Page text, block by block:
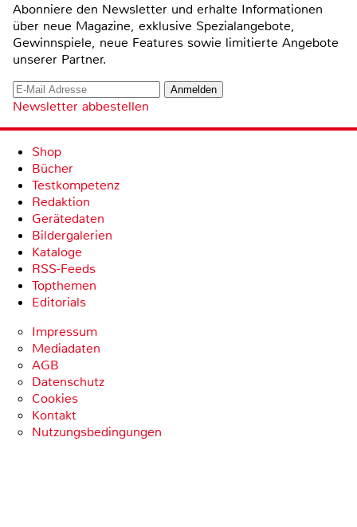
Abonniere den Newsletter und erhalte Informationen
über neue Magazine, exklusive Spezialangebote,
Gewinnspiele, neue Features sowie limitierte Angebote
unserer Partner.
Newsletter abbestellen
Shop
Bücher
Testkompetenz
Redaktion
Gerätedaten
Bildergalerien
Kataloge
RSS-Feeds
Topthemen
Editorials
Impressum
Mediadaten
AGB
Datenschutz
Cookies
Kontakt
Nutzungsbedingungen